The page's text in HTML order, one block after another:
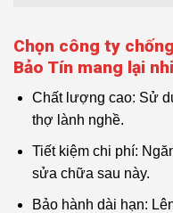
Chọn công ty
Bảo Tín mang lại
Chất lượng cao: Sử
thợ lành nghề.
Tiết kiệm chi phí:
sửa chữa sau này.
Bảo hành dài hạn: